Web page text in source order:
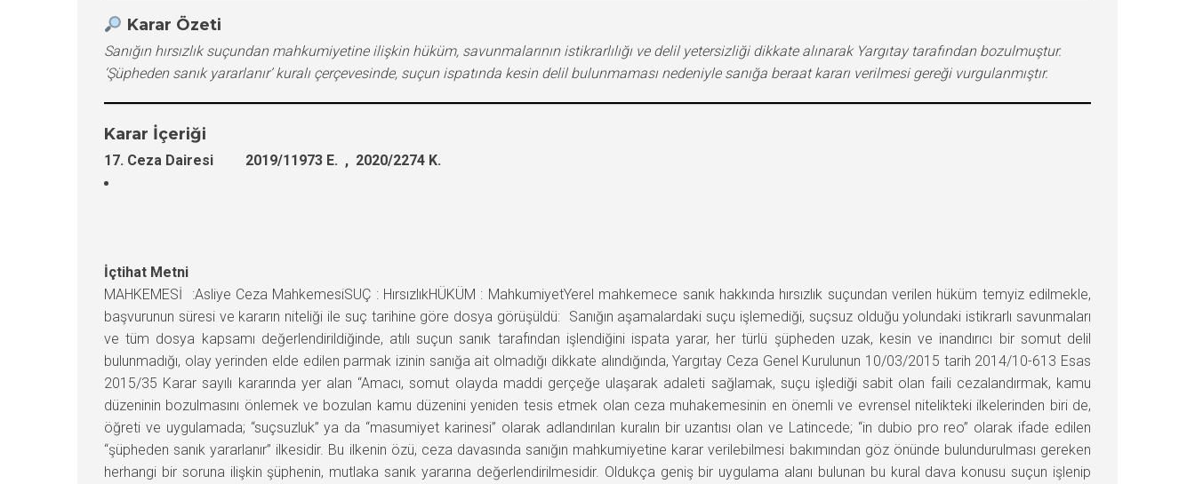
Karar Özeti
Sanığın hırsızlık suçundan mahkumiyetine ilişkin hüküm, savunmalarının istikrarlılığı ve delil yetersizliği dikkate alınarak Yargıtay tarafından bozulmuştur.
‘Şüpheden sanık yararlanır’ kuralı çerçevesinde, suçun ispatında kesin delil bulunmaması nedeniyle sanığa beraat kararı verilmesi gereği vurgulanmıştır.
Karar İçeriği
17. Ceza Dairesi 2019/11973 E. , 2020/2274 K.
İçtihat Metni
MAHKEMESİ :Asliye Ceza MahkemesiSUÇ : HırsızlıkHÜKÜM : MahkumiyetYerel mahkemece sanık hakkında hırsızlık suçundan verilen hüküm temyiz edilmekle,
başvurunun süresi ve kararın niteliği ile suç tarihine göre dosya görüşüldü: Sanığın aşamalardaki suçu işlemediği, suçsuz olduğu yolundaki istikrarlı savunmaları
ve tüm dosya kapsamı değerlendirildiğinde, atılı suçun sanık tarafından işlendiğini ispata yarar, her türlü şüpheden uzak, kesin ve inandırıcı bir somut delil
bulunmadığı, olay yerinden elde edilen parmak izinin sanığa ait olmadığı dikkate alındığında, Yargıtay Ceza Genel Kurulunun 10/03/2015 tarih 2014/10-613 Esas
2015/35 Karar sayılı kararında yer alan “Amacı, somut olayda maddi gerçeğe ulaşarak adaleti sağlamak, suçu işlediği sabit olan faili cezalandırmak, kamu
düzeninin bozulmasını önlemek ve bozulan kamu düzenini yeniden tesis etmek olan ceza muhakemesinin en önemli ve evrensel nitelikteki ilkelerinden biri de,
öğreti ve uygulamada; “suçsuzluk” ya da “masumiyet karinesi” olarak adlandırılan kuralın bir uzantısı olan ve Latincede; “in dubio pro reo” olarak ifade edilen
“şüpheden sanık yararlanır” ilkesidir. Bu ilkenin özü, ceza davasında sanığın mahkumiyetine karar verilebilmesi bakımından göz önünde bulundurulması gereken
herhangi bir soruna ilişkin şüphenin, mutlaka sanık yararına değerlendirilmesidir. Oldukça geniş bir uygulama alanı bulunan bu kural dava konusu suçun işlenip